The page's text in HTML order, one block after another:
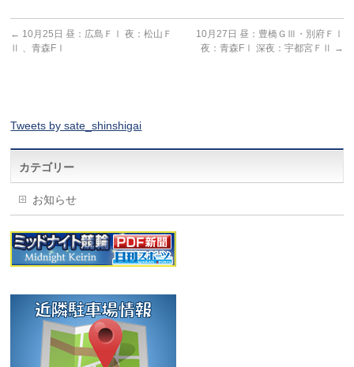
← 10月25日 昼：広島ＦⅠ 夜：松山Ｆ
Ⅱ 、青森FⅠ
10月27日 昼：豊橋ＧⅢ・別府ＦⅠ
夜：青森FⅠ 深夜：宇都宮ＦⅡ
→
Tweets by sate_shinshigai
カテゴリー
お知らせ